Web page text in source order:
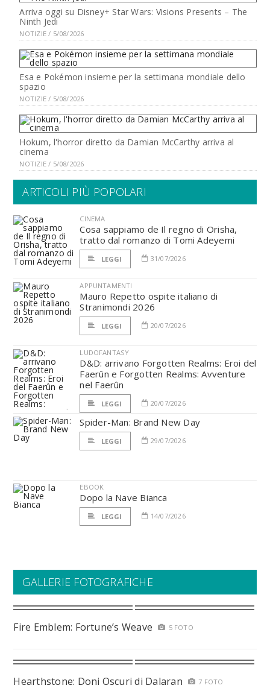
Arriva oggi su Disney+ Star Wars: Visions Presents – The
Ninth Jedi
NOTIZIE / 5/08/2026
Esa e Pokémon insieme per la settimana mondiale dello
spazio
NOTIZIE / 5/08/2026
Hokum, l'horror diretto da Damian McCarthy arriva al
cinema
NOTIZIE / 5/08/2026
ARTICOLI PIÙ POPOLARI
CINEMA
Cosa sappiamo de Il regno di Orisha,
tratto dal romanzo di Tomi Adeyemi
LEGGI 31/07/2026
APPUNTAMENTI
Mauro Repetto ospite italiano di
Stranimondi 2026
LEGGI 20/07/2026
LUDOFANTASY
D&D: arrivano Forgotten Realms: Eroi del
Faerûn e Forgotten Realms: Avventure
nel Faerûn
LEGGI 20/07/2026
Spider-Man: Brand New Day
LEGGI 29/07/2026
EBOOK
Dopo la Nave Bianca
LEGGI 14/07/2026
GALLERIE FOTOGRAFICHE
Fire Emblem: Fortune’s Weave 5 FOTO
Hearthstone: Doni Oscuri di Dalaran 7 FOTO